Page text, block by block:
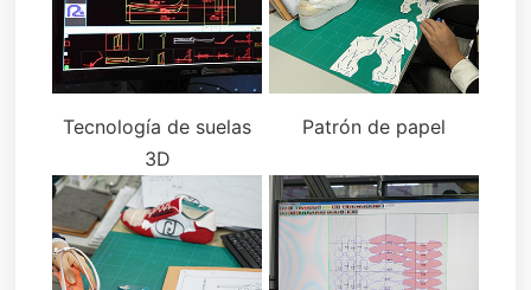
Tecnología de suelas
3D
Patrón de papel